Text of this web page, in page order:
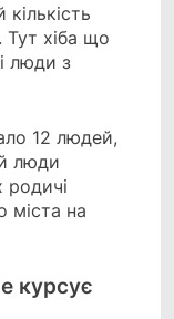
Тут хіба що
люди з
12 людей,
люди
родичі
міста на
курсує